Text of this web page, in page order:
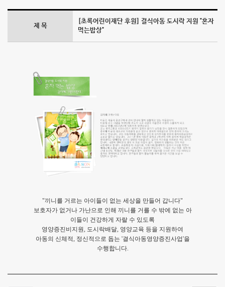
눔
제 목
[초록어린이재단 후원] 결식아동 도시락 지원 "혼자
먹는밥상"
"끼니를 거르는 아이들이 없는 세상을 만들어 갑니다"
보호자가 없거나 가난으로 인해 끼니를 거를 수 밖에 없는 아
이들이 건강하게 자랄 수 있도록
영양증진비지원, 도시락배달, 영양교육 등을 지원하여
아동의 신체적, 정신적으로 돕는 '결식아동영양증진사업'을
수행합니다.